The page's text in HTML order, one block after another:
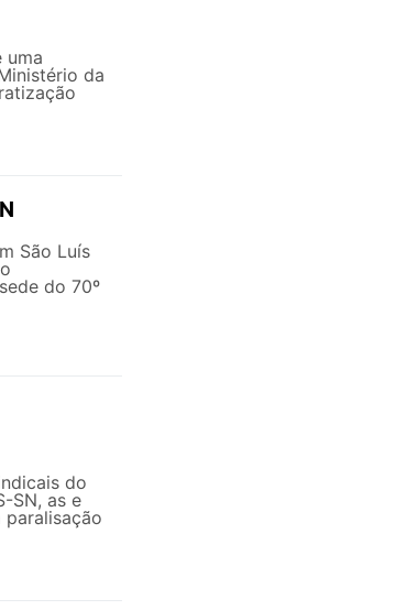
uma
da
São Luís
do 70º
do
SN, as e